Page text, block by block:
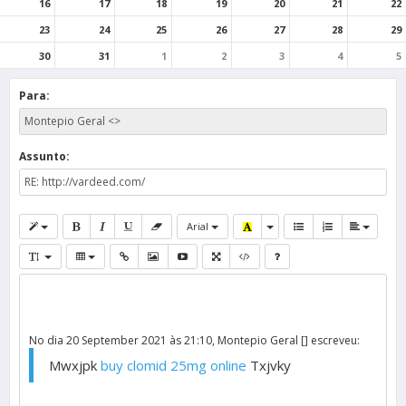
16
17 18 19 20 21
22
23
24 25 26 27 28
29
30
31 1 2 3 4 5
Para:
Assunto:
Arial
No dia 20 September 2021 às 21:10, Montepio Geral [] escreveu:
Mwxjpk buy clomid 25mg online Txjvky